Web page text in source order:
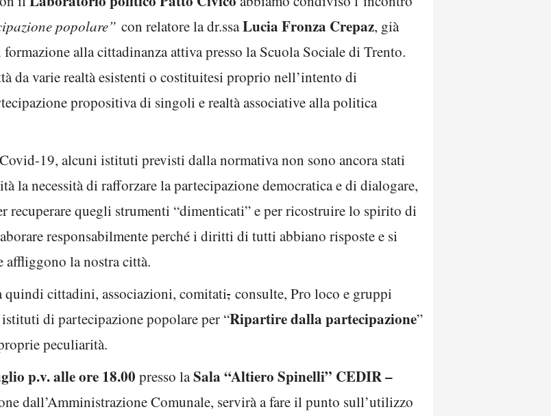
popolare” con relatore la dr.ssaLucia Fronza Crepaz, già
alla cittadinanza attiva presso la Scuola Sociale di Trento.
da varie realtà esistenti o costituitesi proprio nell’intento di
propositiva di singoli e realtà associative alla politica
19, alcuni istituti previsti dalla normativa non sono ancora stati
la necessità di rafforzare la partecipazione democratica e di dialogare,
recuperare quegli strumenti “dimenticati” e per ricostruire lo spirito di
responsabilmente perché i diritti di tutti abbiano risposte e si
la nostra città.
cittadini, associazioni, comitati, consulte, Pro loco e gruppi
di partecipazione popolare per “Ripartire dalla partecipazione”
peculiarità.
p.v. alle ore 18.00 presso laSala “Altiero Spinelli” CEDIR –
dall’Amministrazione Comunale, servirà a fare il punto sull’utilizzo